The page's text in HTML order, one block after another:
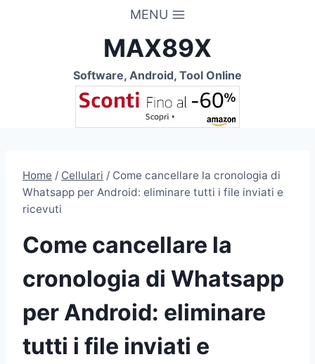
MENU
MAX89X
Software, Android, Tool Online
Home / Cellulari / Come cancellare la cronologia di
Whatsapp per Android: eliminare tutti i file inviati e
ricevuti
Come cancellare la
cronologia di Whatsapp
per Android: eliminare
tutti i file inviati e